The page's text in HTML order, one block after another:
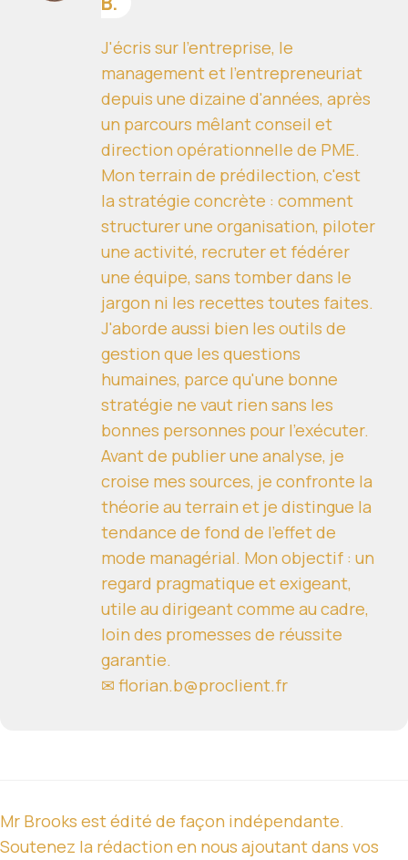
J'écris sur l'entreprise, le
management et l'entrepreneuriat
depuis une dizaine d'années, après
un parcours mêlant conseil et
direction opérationnelle de PME.
Mon terrain de prédilection, c'est
la stratégie concrète : comment
structurer une organisation, piloter
une activité, recruter et fédérer
une équipe, sans tomber dans le
jargon ni les recettes toutes faites.
J'aborde aussi bien les outils de
gestion que les questions
humaines, parce qu'une bonne
stratégie ne vaut rien sans les
bonnes personnes pour l'exécuter.
Avant de publier une analyse, je
croise mes sources, je confronte la
théorie au terrain et je distingue la
tendance de fond de l'effet de
mode managérial. Mon objectif : un
regard pragmatique et exigeant,
utile au dirigeant comme au cadre,
loin des promesses de réussite
garantie.
✉ florian.b@proclient.fr
Mr Brooks est édité de façon indépendante.
Soutenez la rédaction en nous ajoutant dans vos